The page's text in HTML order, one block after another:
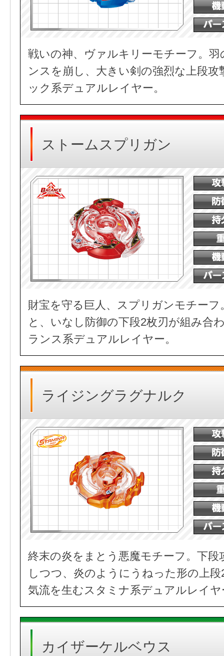
戦いの神、ヴァルキリーモチーフ。
ンスを崩し、大きい剣の強烈な上段
ック系デュアルレイヤー。
ストームスプリガン
財宝を守る巨人、スプリガンモチーフ
と、いなし防御の下段2枚刃が組み合
ランス系デュアルレイヤー。
ライジングラグナルク
終末の炎をまとう悪魔モチーフ。下
しつつ、炎のようにうねった形の上
気流を生むスタミナ系デュアルレイヤ
カイザーケルベウス